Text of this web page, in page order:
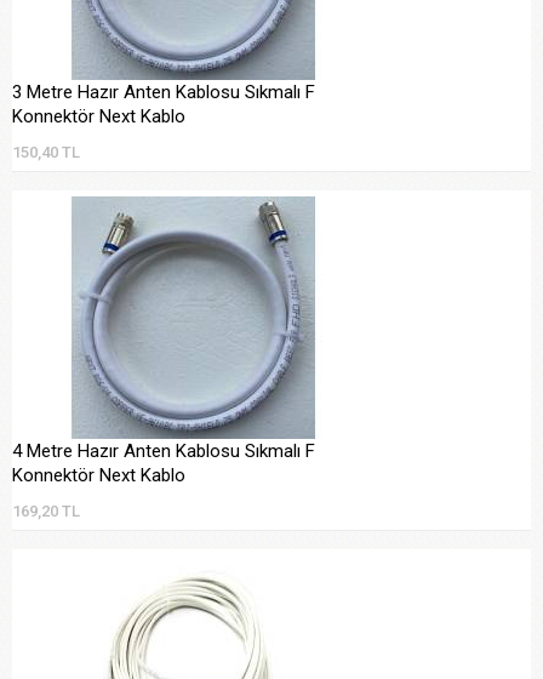
3 Metre Hazır Anten Kablosu Sıkmalı F
Konnektör Next Kablo
150,40 TL
4 Metre Hazır Anten Kablosu Sıkmalı F
Konnektör Next Kablo
169,20 TL